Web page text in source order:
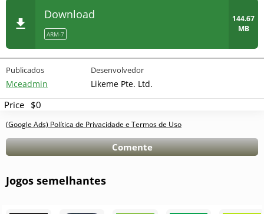
Download
ARM-7
144.67
MB
Publicados
Mceadmin
Desenvolvedor
Likeme Pte. Ltd.
Price $0
(Google Ads) Política de Privacidade e Termos de Uso
Comente
Jogos semelhantes